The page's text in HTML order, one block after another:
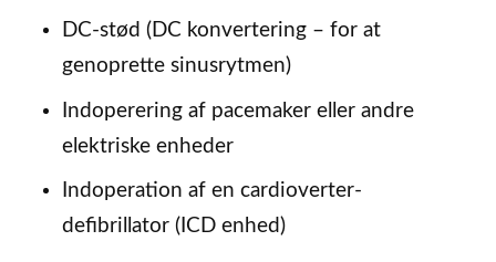
DC-stød (DC konvertering – for at
genoprette sinusrytmen)
Indoperering af pacemaker eller andre
elektriske enheder
Indoperation af en cardioverter-
defibrillator (ICD enhed)